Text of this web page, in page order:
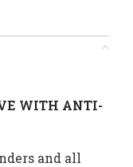
WITH ANTI-
and all